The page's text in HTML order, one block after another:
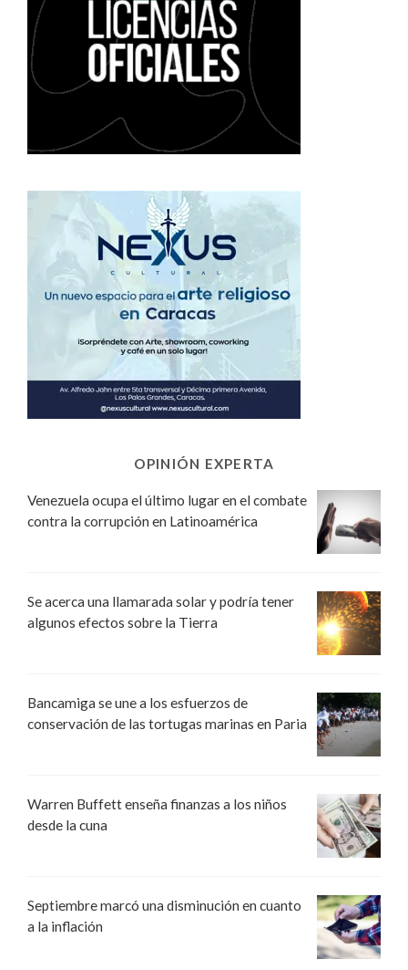
OPINIÓN EXPERTA
Venezuela ocupa el último lugar en el combate
contra la corrupción en Latinoamérica
Se acerca una llamarada solar y podría tener
algunos efectos sobre la Tierra
Bancamiga se une a los esfuerzos de
conservación de las tortugas marinas en Paria
Warren Buffett enseña finanzas a los niños
desde la cuna
Septiembre marcó una disminución en cuanto
a la inflación